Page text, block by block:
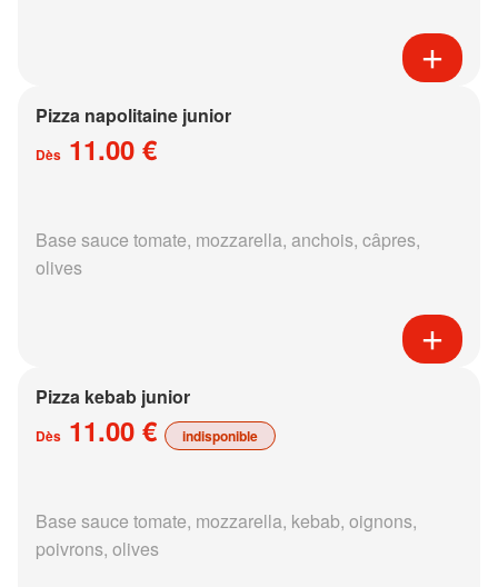
Pizza napolitaine junior
Dès 11.00 €
Base sauce tomate, mozzarella, anchois, câpres,
olives
Pizza kebab junior
Dès 11.00 € indisponible
Base sauce tomate, mozzarella, kebab, oignons,
poivrons, olives